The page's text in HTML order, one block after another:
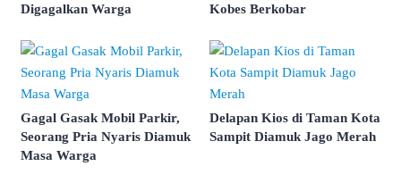
Digagalkan Warga
Kobes Berkobar
Gagal Gasak Mobil Parkir,
Seorang Pria Nyaris Diamuk
Masa Warga
Delapan Kios di Taman Kota
Sampit Diamuk Jago Merah